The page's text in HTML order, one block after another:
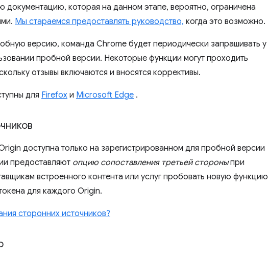
документацию, которая на данном этапе, вероятно, ограничена
Мы стараемся предоставлять руководство, когда это возможно.
версию, команда Chrome будет периодически запрашивать у
пробной версии. Некоторые функции могут проходить
отзывы включаются и вносятся коррективы.
для Firefox и Microsoft Edge .
доступна только на зарегистрированном для пробной версии
предоставляют опцию сопоставления третьей стороныпри
встроенного контента или услуг пробовать новую функцию
для каждого Origin.
сторонних источников?